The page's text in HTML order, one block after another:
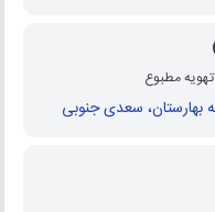
تهویه مطبوع